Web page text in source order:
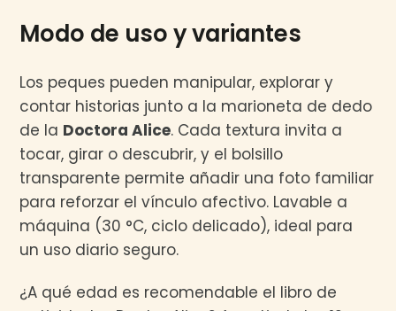
Modo de uso y variantes
Los peques pueden manipular, explorar y
contar historias junto a la marioneta de dedo
de la Doctora Alice. Cada textura invita a
tocar, girar o descubrir, y el bolsillo
transparente permite añadir una foto familiar
para reforzar el vínculo afectivo. Lavable a
máquina (30 °C, ciclo delicado), ideal para
un uso diario seguro.
¿A qué edad es recomendable el libro de